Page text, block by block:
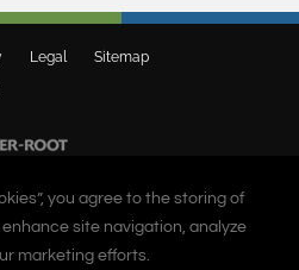
you agree to the storing of
site navigation, analyze
marketing efforts.
Legal
Sitemap